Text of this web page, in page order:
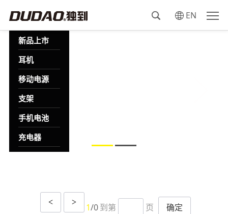
EN
新品上市
耳机
移动电源
支架
手机电池
充电器
蓝牙音箱
< > 1/0 到第 页 确定